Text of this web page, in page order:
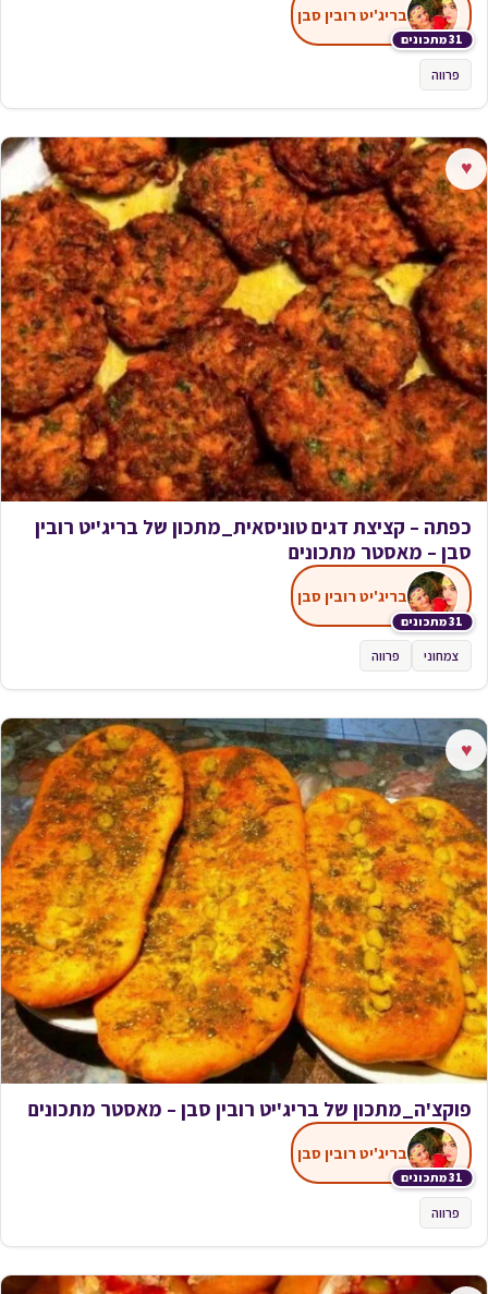
31 מתכונים
בריג'יט רובין סבן
פרווה
♥
כפתה – קציצת דגים טוניסאית_מתכון של בריג'יט רובין
סבן – מאסטר מתכונים
31 מתכונים
בריג'יט רובין סבן
צמחוני פרווה
♥
פוקצ'ה_מתכון של בריג'יט רובין סבן – מאסטר מתכונים
31 מתכונים
בריג'יט רובין סבן
פרווה